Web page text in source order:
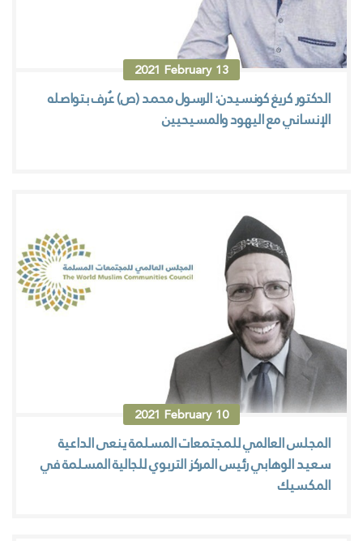
13
February
2021
الدكتور كريغ كونسيدن: الرسول محمد (ص) عُرف بتواصله
الإنساني مع اليهود والمسيحيين
10
February
2021
المجلس العالمي للمجتمعات المسلمة ينعى الداعية
سعيد الوهابي رئيس المركز التربوي للجالية المسلمة في
المكسيك